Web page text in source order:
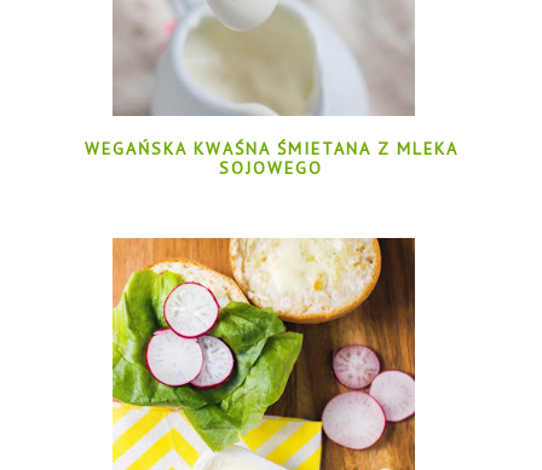
WEGAŃSKA KWAŚNA ŚMIETANA Z MLEKA
SOJOWEGO